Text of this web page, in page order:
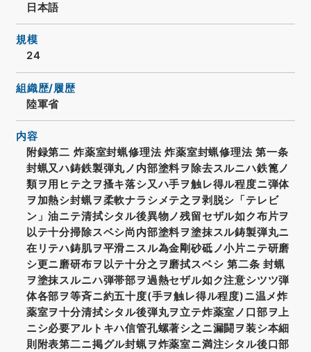
日本語
規模
24
組織歴/履歴
陸軍省
内容
附録第二 炸薬室封蝋修理法 炸薬室封蝋修理法 第一条
封蝋又ハ鋳鉄製弾丸ノ内部塗料ヲ除去スルニハ鉄篦ノ
類ヲ用ヒテ之ヲ搔キ落シ又ハ手ヲ触レ得ル程度ニ弾体
ヲ加熱シ封蝋ヲ柔軟ナラシメテ之ヲ剥脱シ「テレビ
ン」油ニテ清拭シタル後異物ノ残留セザル如ク布片ヲ
以テ十分掃除スベシ尚内部塗料ヲ塗抹スル鋳製弾丸ニ
在リテハ鋳肌ヲ平滑ニスル為金剛砂砥ノ小片ニテ研磨
シ更ニ磨研布ヲ以テ十分之ヲ磨拭スベシ 第二条 封蝋
ヲ塗抹スルニハ弾帯部ヲ過熱セザル如ク注意シツツ弾
体各部ヲ等斉ニ約五十度(手ヲ触レ得ル程度)ニ温メ炸
薬室ヲ十分清拭シタル後弾丸ヲ立テ炸薬室ノ口部ヲ上
ニシ必要アルトキハ信管孔螺著シ之ニ漏闘ヲ装シ本細
則附表第二ニ掲グル封蝋ヲ炸薬室ニ満注シタル後口部